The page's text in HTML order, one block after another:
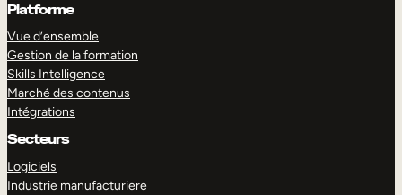
Platforme
Vue d’ensemble
Gestion de la formation
Skills Intelligence
Marché des contenus
Intégrations
Secteurs
Logiciels
Industrie manufacturiere